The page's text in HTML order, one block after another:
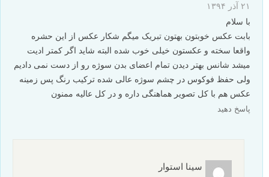
۲۱ آذر ۱۳۹۴
با سلام
بابت عکس خوبتون بهتون تبریک میگم شکار عکس از این حشره
واقعا سخته و عکستون خیلی خوب شده البته شاید اگر کمتر ادیت
میشد شانس بهتر دیدن تمام اعضای بدن سوژه رو از دست نمی دادیم
ولی حفظ فوکوس در چشم سوژه عالی شده ترکیب رنگ پس زمینه
عکس هم با کل تصویر هماهنگی داره و در کل عالیه ممنون
پاسخ دهید
سینا استوار